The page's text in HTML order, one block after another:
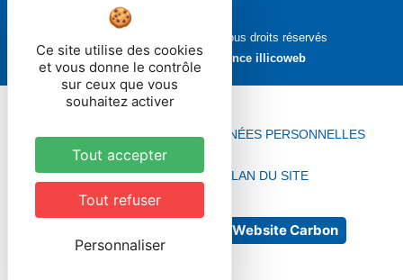
Ville de Molsheim © 2026 - Tous droits réservés
Réalisé avec ❤ par
l'agence illicoweb
MENTIONS LÉGALES DONNÉES PERSONNELLES
ACCESSIBILITÉ PLAN DU SITE
Website Carbon
Ce site utilise des cookies
et vous donne le contrôle
sur ceux que vous
souhaitez activer
Tout accepter
Tout refuser
Personnaliser